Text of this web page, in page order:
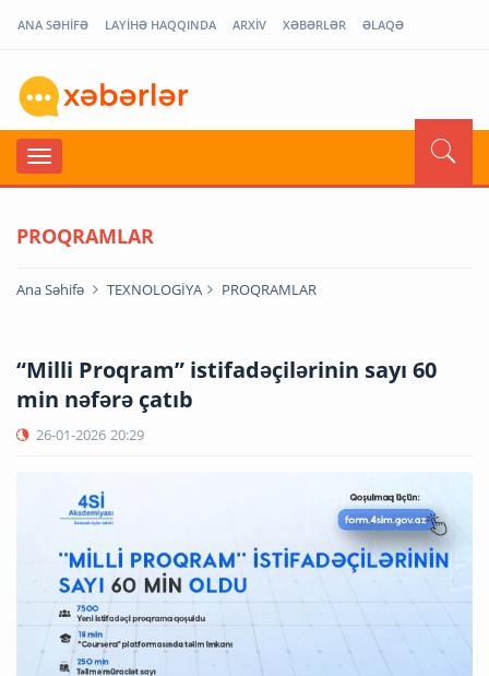
ANA SƏHİFƏ LAYİHƏ HAQQINDA ARXİV XƏBƏRLƏR ƏLAQƏ
PROQRAMLAR
Ana Səhifə TEXNOLOGİYA PROQRAMLAR
“Milli Proqram” istifadəçilərinin sayı 60
min nəfərə çatıb
26-01-2026 20:29